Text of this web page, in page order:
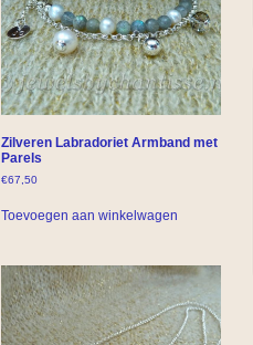
Zilveren Labradoriet Armband met
Parels
€67,50
Toevoegen aan winkelwagen